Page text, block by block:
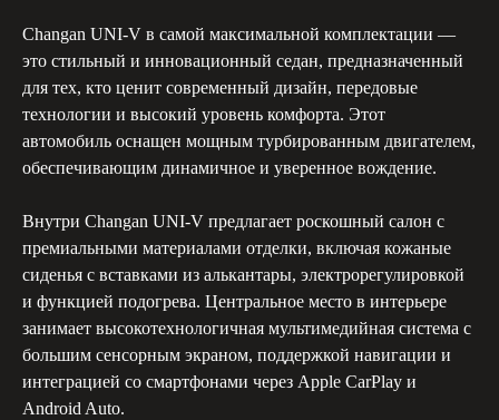
Changan UNI-V в самой максимальной комплектации —
это стильный и инновационный седан, предназначенный
для тех, кто ценит современный дизайн, передовые
технологии и высокий уровень комфорта. Этот
автомобиль оснащен мощным турбированным двигателем,
обеспечивающим динамичное и уверенное вождение.
Внутри Changan UNI-V предлагает роскошный салон с
премиальными материалами отделки, включая кожаные
сиденья с вставками из алькантары, электрорегулировкой
и функцией подогрева. Центральное место в интерьере
занимает высокотехнологичная мультимедийная система с
большим сенсорным экраном, поддержкой навигации и
интеграцией со смартфонами через Apple CarPlay и
Android Auto.
Минимальный возраст
3 года